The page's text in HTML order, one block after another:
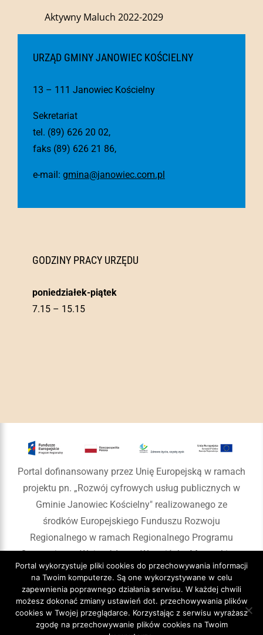
Aktywny Maluch 2022-2029
URZĄD GMINY JANOWIEC KOŚCIELNY
13 – 111 Janowiec Kościelny
Sekretariat
tel. (89) 626 20 02,
faks (89) 626 21 86,
e-mail: gmina@janowiec.com.pl
GODZINY PRACY URZĘDU
poniedziałek-piątek
7.15 – 15.15
Portal dofinansowany przez Unię Europejską w ramach
projektu pn. „Rozwój cyfrowych usług publicznych w
Gminie Janowiec Kościelny" realizowanego ze
środków Europejskiego Funduszu Rozwoju
Regionalnego w ramach Regionalnego Programu
Operacyjnego Województwa Warmińsko-Mazurskiego
na lata 2014-2020
Copyright 2020 Gmina Janowiec Kościelny
Portal wykorzystuje pliki cookies do przechowywania informacji
na Twoim komputerze. Są one wykorzystywane w celu
zapewnienia poprawnego działania serwisu. W każdej chwili
możesz dokonać zmiany ustawień dot. przechowywania plików
cookies w Twojej przeglądarce. Korzystając z serwisu wyrażasz
zgodę na przechowywanie plików cookies na Twoim